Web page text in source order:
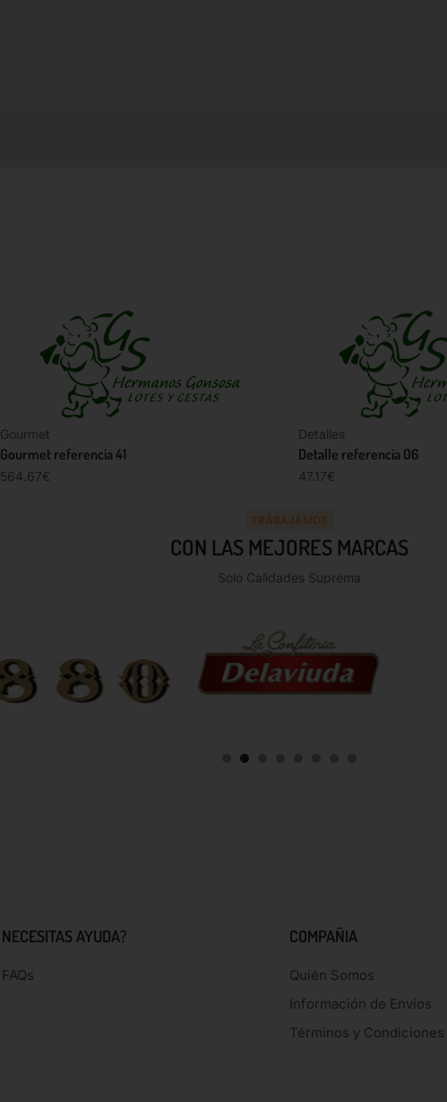
Gourmet
Gourmet referencia 41
564.67€
Detalles
Detalle referencia 06
47.17€
TRABAJAMOS
CON LAS MEJORES MARCAS
Solo Calidades Suprema
NECESITAS AYUDA?
FAQs
COMPAÑIA
Quién Somos
Información de Envíos
Términos y Condiciones